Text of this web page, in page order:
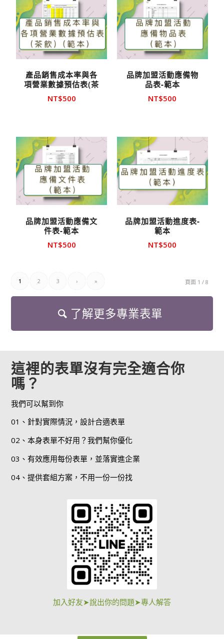
產品銷售成本率與各
項營業數據預估表(茶
飲)-範本
NT$500
品牌加盟活動應備物
品表-範本
NT$500
品牌加盟活動應備文
件表-範本
NT$500
品牌加盟活動進度表-
範本
NT$500
頁面 1 / 8
1 2 3 › »
了解更多專業表單
這裡的表單沒有完全適合你
嗎？
我們可以幫到你
01、針對實際情況，設計合適表單
02、本身表單不好用？我們幫你優化
03、有效應用每份表單，並落實進企業
04、提供套組方案，不用一份一份找
加入好友➤說出你的問題➤專人解答